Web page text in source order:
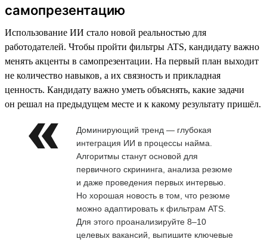
самопрезентацию
Использование ИИ стало новой реальностью для
работодателей. Чтобы пройти фильтры ATS, кандидату важно
менять акценты в самопрезентации. На первый план выходит
не количество навыков, а их связность и прикладная
ценность. Кандидату важно уметь объяснять, какие задачи
он решал на предыдущем месте и к какому результату пришёл.
Доминирующий тренд — глубокая
интеграция ИИ в процессы найма.
Алгоритмы станут основой для
первичного скрининга, анализа резюме
и даже проведения первых интервью.
Но хорошая новость в том, что резюме
можно адаптировать к фильтрам ATS.
Для этого проанализируйте 8–10
целевых вакансий, выпишите ключевые